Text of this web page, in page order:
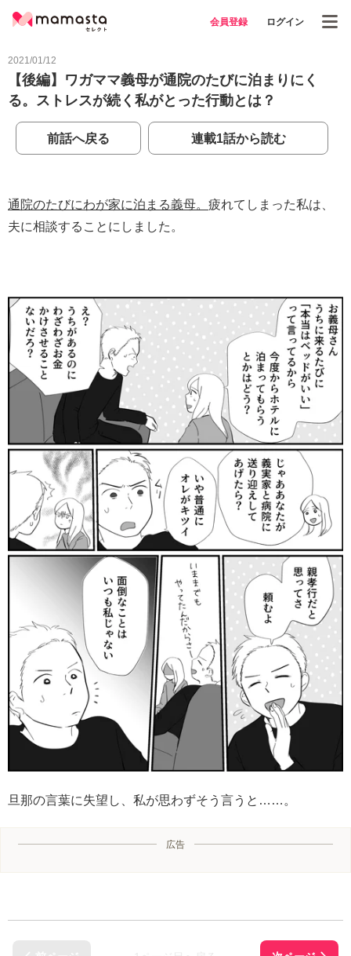
会員登録 ログイン
2021/01/12
【後編】ワガママ義母が通院のたびに泊まりにく
る。ストレスが続く私がとった行動とは？
前話へ戻る 連載1話から読む
通院のたびにわが家に泊まる義母。 疲れてしまった私は、
夫に相談することにしました。
旦那の言葉に失望し、私が思わずそう言うと……。
広告